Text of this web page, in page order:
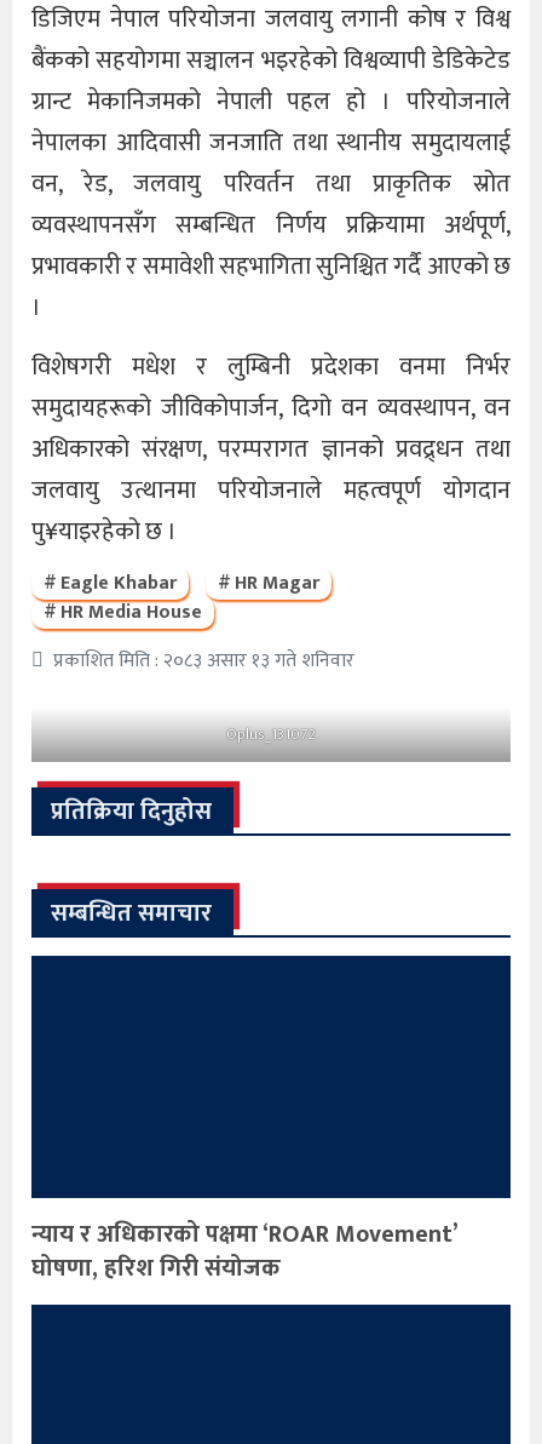
डिजिएम नेपाल परियोजना जलवायु लगानी कोष र विश्व
बैंकको सहयोगमा सञ्चालन भइरहेको विश्वव्यापी डेडिकेटेड
ग्रान्ट मेकानिजमको नेपाली पहल हो । परियोजनाले
नेपालका आदिवासी जनजाति तथा स्थानीय समुदायलाई
वन, रेड, जलवायु परिवर्तन तथा प्राकृतिक स्रोत
व्यवस्थापनसँग सम्बन्धित निर्णय प्रक्रियामा अर्थपूर्ण,
प्रभावकारी र समावेशी सहभागिता सुनिश्चित गर्दै आएको छ
।
विशेषगरी मधेश र लुम्बिनी प्रदेशका वनमा निर्भर
समुदायहरूको जीविकोपार्जन, दिगो वन व्यवस्थापन, वन
अधिकारको संरक्षण, परम्परागत ज्ञानको प्रवद्र्धन तथा
जलवायु उत्थानमा परियोजनाले महत्वपूर्ण योगदान
पु¥याइरहेको छ ।
Eagle Khabar
HR Magar
HR Media House
प्रकाशित मिति : २०८३ असार १३ गते शनिवार
Oplus_131072
प्रतिक्रिया दिनुहोस
सम्बन्धित समाचार
न्याय र अधिकारको पक्षमा ‘ROAR Movement’
घोषणा, हरिश गिरी संयोजक